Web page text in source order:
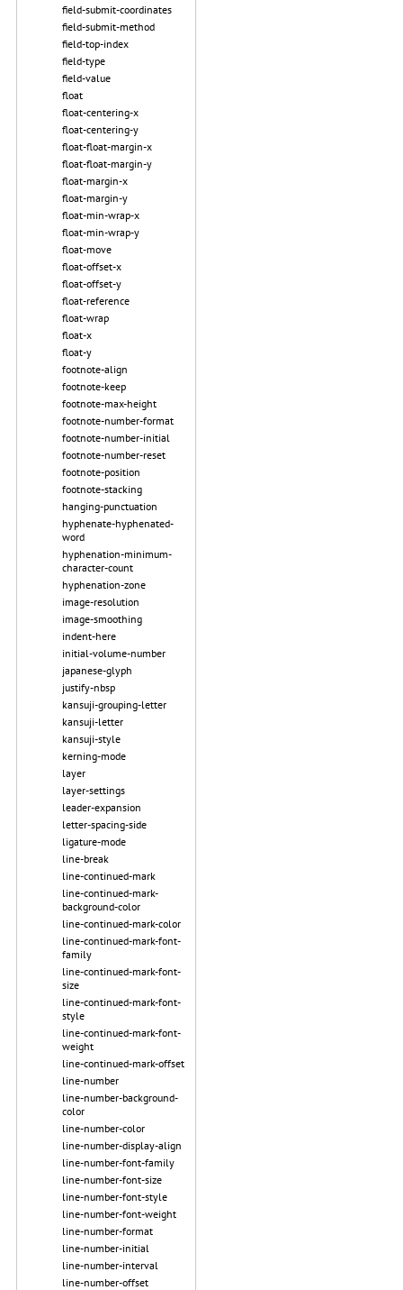
field-submit-coordinates
field-submit-method
field-top-index
field-type
field-value
float
float-centering-x
float-centering-y
float-float-margin-x
float-float-margin-y
float-margin-x
float-margin-y
float-min-wrap-x
float-min-wrap-y
float-move
float-offset-x
float-offset-y
float-reference
float-wrap
float-x
float-y
footnote-align
footnote-keep
footnote-max-height
footnote-number-format
footnote-number-initial
footnote-number-reset
footnote-position
footnote-stacking
hanging-punctuation
hyphenate-hyphenated-
word
hyphenation-minimum-
character-count
hyphenation-zone
image-resolution
image-smoothing
indent-here
initial-volume-number
japanese-glyph
justify-nbsp
kansuji-grouping-letter
kansuji-letter
kansuji-style
kerning-mode
layer
layer-settings
leader-expansion
letter-spacing-side
ligature-mode
line-break
line-continued-mark
line-continued-mark-
background-color
line-continued-mark-color
line-continued-mark-font-
family
line-continued-mark-font-
size
line-continued-mark-font-
style
line-continued-mark-font-
weight
line-continued-mark-offset
line-number
line-number-background-
color
line-number-color
line-number-display-align
line-number-font-family
line-number-font-size
line-number-font-style
line-number-font-weight
line-number-format
line-number-initial
line-number-interval
line-number-offset